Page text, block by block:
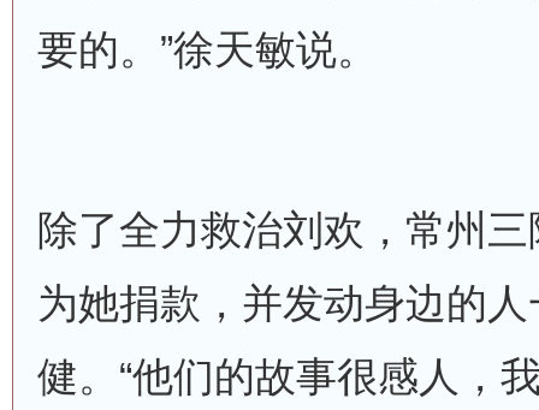
要的。”徐天敏说。
除了全力救治刘欢，常州
为她捐款，并发动身边的
健。“他们的故事很感人，